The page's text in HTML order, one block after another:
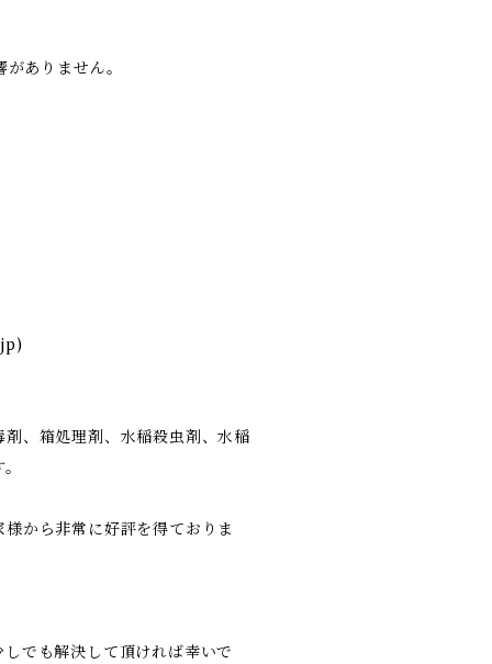
ありません。
、箱処理剤、水稲殺虫剤、水稲
から非常に好評を得ておりま
でも解決して頂ければ幸いで